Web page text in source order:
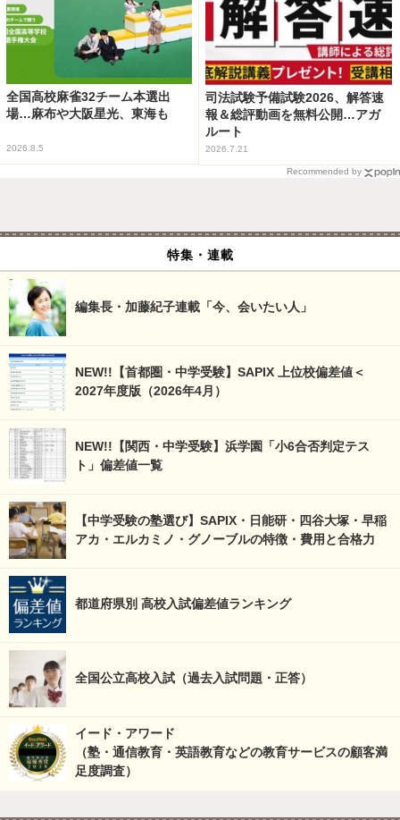
全国高校麻雀32チーム本選出
場…麻布や大阪星光、東海も
2026.8.5
司法試験予備試験2026、解答速
報＆総評動画を無料公開…アガ
ルート
2026.7.21
Recommended by
特集・連載
編集長・加藤紀子連載「今、会いたい人」
NEW!!【首都圏・中学受験】SAPIX 上位校偏差値＜
2027年度版（2026年4月）
NEW!!【関西・中学受験】浜学園「小6合否判定テス
ト」偏差値一覧
【中学受験の塾選び】SAPIX・日能研・四谷大塚・早稲
アカ・エルカミノ・グノーブルの特徴・費用と合格力
都道府県別 高校入試偏差値ランキング
全国公立高校入試（過去入試問題・正答）
イード・アワード
（塾・通信教育・英語教育などの教育サービスの顧客満
足度調査）